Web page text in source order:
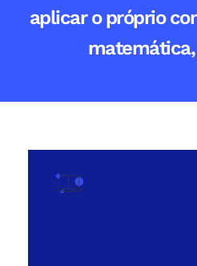
aplicar o próprio
matemática,